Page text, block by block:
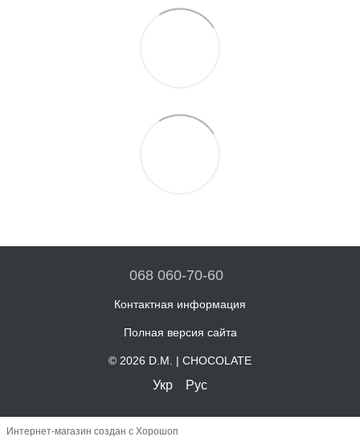
068 060-70-60
Контактная информация
Полная версия сайта
© 2026 D.M. | CHOCOLATE
Укр Рус
Интернет-магазин создан с Хорошоп